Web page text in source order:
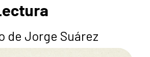
de Jorge Suárez